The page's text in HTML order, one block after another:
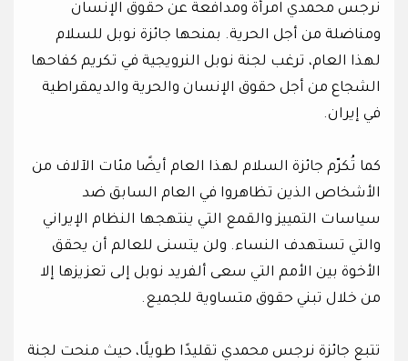
نرجس محمدي امرأة ومدافعة عن حقوق الإنسان
ومناضلة من أجل الحرية. بمنحها جائزة نوبل للسلام
لهذا العام، ترغب لجنة نوبل النرويجية في تكريم كفاحها
الشجاع من أجل حقوق الإنسان والحرية والديمقراطية
في إيران.
كما تُكرّم جائزة السلام لهذا العام أيضًا مئات الآلاف من
الأشخاص الذين تظاهروا في العام السابق ضد
سياسات التمييز والقمع التي ينتهجها النظام الإيراني
والتي تستهدف النساء. ولن يتسنى للعالم أن يحقق
الأخوة بين الأمم التي سعى ألفريد نوبل إلى تعزيزها إلا
من خلال تبني حقوق متساوية للجميع.
تتبع جائزة نرجس محمدي تقليدًا طويلًا، حيث منحت لجنة